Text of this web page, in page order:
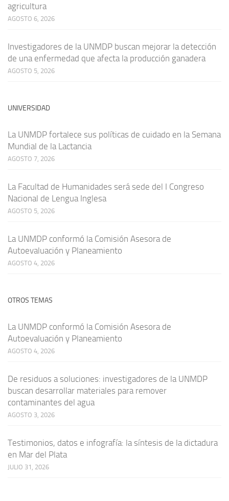
agricultura
AGOSTO 6, 2026
Investigadores de la UNMDP buscan mejorar la detección
de una enfermedad que afecta la producción ganadera
AGOSTO 5, 2026
UNIVERSIDAD
La UNMDP fortalece sus políticas de cuidado en la Semana
Mundial de la Lactancia
AGOSTO 7, 2026
La Facultad de Humanidades será sede del I Congreso
Nacional de Lengua Inglesa
AGOSTO 5, 2026
La UNMDP conformó la Comisión Asesora de
Autoevaluación y Planeamiento
AGOSTO 4, 2026
OTROS TEMAS
La UNMDP conformó la Comisión Asesora de
Autoevaluación y Planeamiento
AGOSTO 4, 2026
De residuos a soluciones: investigadores de la UNMDP
buscan desarrollar materiales para remover
contaminantes del agua
AGOSTO 3, 2026
Testimonios, datos e infografía: la síntesis de la dictadura
en Mar del Plata
JULIO 31, 2026